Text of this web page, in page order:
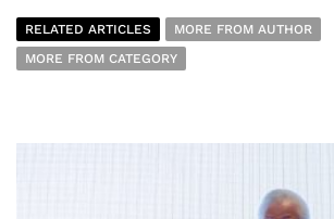
RELATED ARTICLES
MORE FROM AUTHOR
MORE FROM CATEGORY